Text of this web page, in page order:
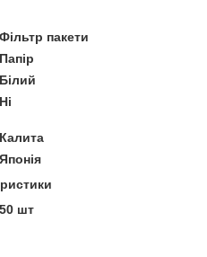
Фільтр пакети
Папір
Білий
Ні
Калита
Японія
50 шт